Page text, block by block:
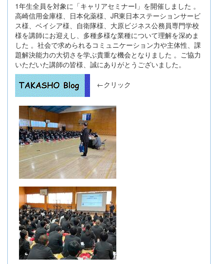
1年生全員を対象に「キャリアセミナーI」を開催しました 。
高崎信用金庫様、日本化薬様、JR東日本ステーションサービ
ス様、ベイシア様、自衛隊様、大原ビジネス公務員専門学校
様を講師にお迎えし、多種多様な業種について理解を深めま
した 。社会で求められるコミュニケーション力や主体性、課
題解決能力の大切さを学ぶ貴重な機会となりました 。ご協力
いただいた講師の皆様、誠にありがとうございました。
←クリック